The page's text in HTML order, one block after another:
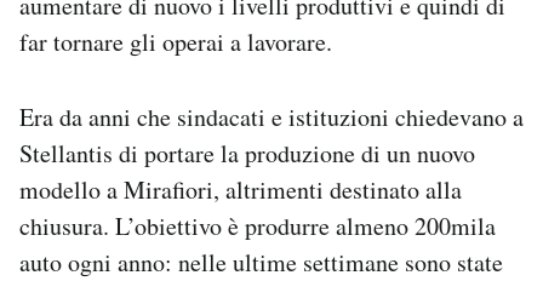
far tornare gli operai a lavorare.
Era da anni che sindacati e istituzioni chiedevano a
Stellantis di portare la produzione di un nuovo
modello a Mirafiori, altrimenti destinato alla
chiusura. L’obiettivo è produrre almeno 200mila
auto ogni anno: nelle ultime settimane sono state